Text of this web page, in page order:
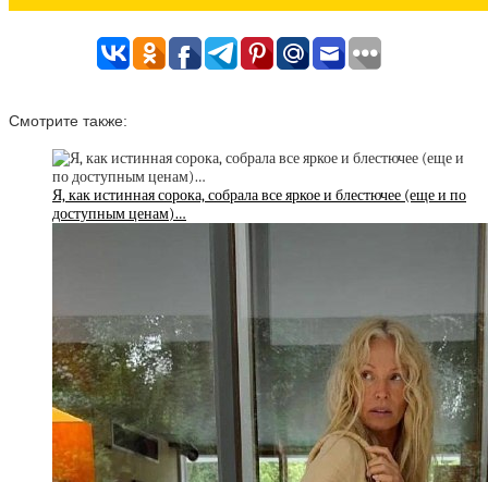
Смотрите также:
Я, как истинная сорока, собрала все яркое и блестючее (еще и по
доступным ценам)…